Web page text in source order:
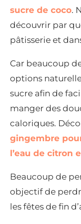
sucre de coco.
découvrir par
pâtisserie et
Car beaucoup
options
sucre afin de
manger des
caloriques.
gingembre
l’eau de citron
Beaucoup de
objectif de
les fêtes de fin